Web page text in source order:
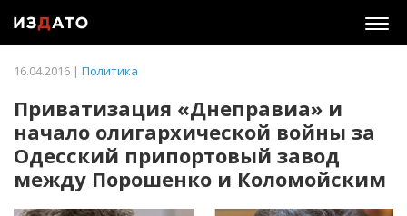
16.04.2016 | Политика
Приватизация «Днеправиа» и
начало олигархической войны за
Одесский припортовый завод
между Порошенко и Коломойским